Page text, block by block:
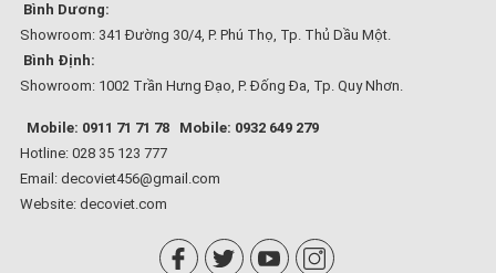
Bình Dương:
Showroom: 341 Đường 30/4, P. Phú Thọ, Tp. Thủ Dầu Một.
Bình Định:
Showroom: 1002 Trần Hưng Đạo, P. Đống Đa, Tp. Quy Nhơn.
Mobile: 0911 71 71 78
Mobile: 0932 649 279
Hotline: 028 35 123 777
Email: decoviet456@gmail.com
Website: decoviet.com